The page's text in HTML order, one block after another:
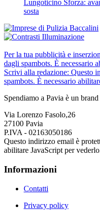
Lungoticino Sforza:
sosta
Per la tua pubblicità e
dagli spambots. È necessario
Scrivi alla redazione: Questo
spambots. È necessario
Spendiamo a Pavia è un brand
Via Lorenzo Fasolo,26
27100 Pavia
P.IVA - 02163050186
Questo indirizzo email è
abilitare JavaScript per
Informazioni
Contatti
Privacy policy